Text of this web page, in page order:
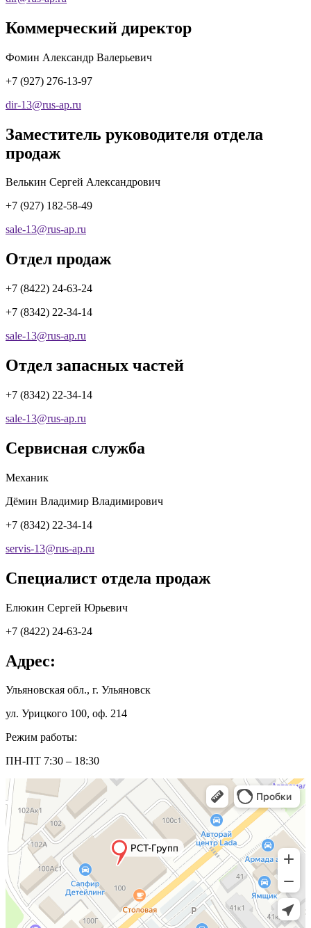
Коммерческий директор
Фомин Александр Валерьевич
+7 (927) 276-13-97
dir-13@rus-ap.ru
Заместитель руководителя отдела
продаж
Велькин Сергей Александрович
+7 (927) 182-58-49
sale-13@rus-ap.ru
Отдел продаж
+7 (8422) 24-63-24
+7 (8342) 22-34-14
sale-13@rus-ap.ru
Отдел запасных частей
+7 (8342) 22-34-14
sale-13@rus-ap.ru
Сервисная служба
Механик
Дёмин Владимир Владимирович
+7 (8342) 22-34-14
servis-13@rus-ap.ru
Cпециалист отдела продаж
Елюкин Сергей Юрьевич
+7 (8422) 24-63-24
Адрес:
Ульяновская обл., г. Ульяновск
ул. Урицкого 100, оф. 214
Режим работы:
ПН-ПТ 7:30 – 18:30